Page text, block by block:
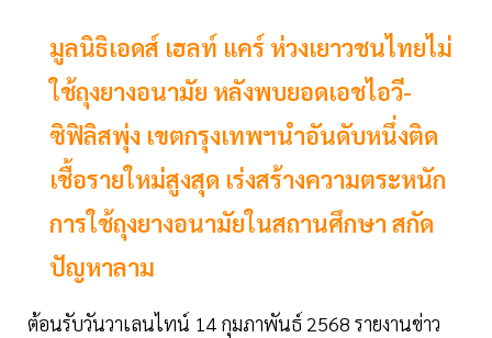
มูลนิธิเอดส์ เฮลท์ แคร์ ห่วงเยาวชนไทยไม่
ใช้ถุงยางอนามัย หลังพบยอดเอชไอวี-
ซิฟิลิสพุ่ง เขตกรุงเทพฯนำอันดับหนึ่งติด
เชื้อรายใหม่สูงสุด เร่งสร้างความตระหนัก
การใช้ถุงยางอนามัยในสถานศึกษา สกัด
ปัญหาลาม
ต้อนรับวันวาเลนไทน์ 14 กุมภาพันธ์ 2568 รายงานข่าว